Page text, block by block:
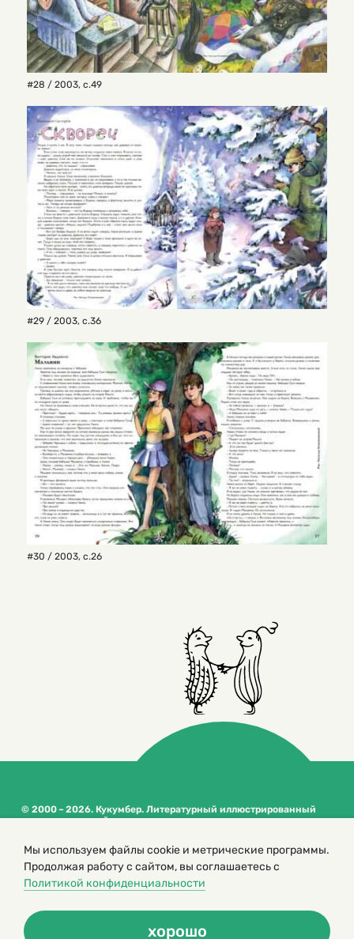
#28 / 2003, с.49
#29 / 2003, с.36
#30 / 2003, с.26
© 2000 – 2026. Кукумбер. Литературный иллюстрированный
журнал для детей
сайта
Политика конфиденциальности
Мы используем файлы cookie и метрические программы.
Продолжая работу с сайтом, вы соглашаетесь с
Политикой конфиденциальности
хорошо